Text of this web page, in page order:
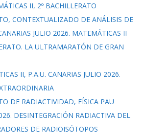
II, 2º BACHILLERATO
CONTEXTUALIZADO DE ANÁLISIS DE
JULIO 2026. MATEMÁTICAS II
LA ULTRAMARATÓN DE GRAN
II, P.A.U. CANARIAS JULIO 2026.
DE RADIACTIVIDAD, FÍSICA PAU
DESINTEGRACIÓN RADIACTIVA DEL
DE RADIOISÓTOPOS